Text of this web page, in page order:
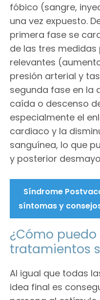
fóbico (sangre,
una vez expuesto.
primera fase se
de las tres
relevantes
presión arterial y
segunda fase en la
caída o descenso
especialmente el
cardiaco y la
sanguínea, lo que
y posterior
Síndrome
síntomas y
¿Cómo puedo
tratamientos
Al igual que todas
idea final es